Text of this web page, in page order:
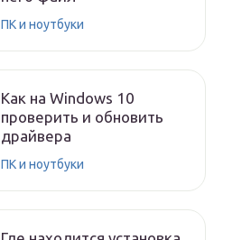
ПК и ноутбуки
Как на Windows 10
проверить и обновить
драйвера
ПК и ноутбуки